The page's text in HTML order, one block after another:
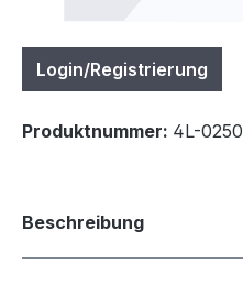
Login/Registrierung
Produktnummer: 4L-0250
Beschreibung